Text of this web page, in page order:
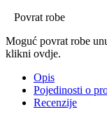
Povrat robe
Moguć povrat robe
klikni ovdje.
Opis
Pojedinosti o
Recenzije